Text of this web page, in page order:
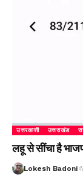
उत्तरकाशी उत्तराखंड
लहू से सींचा है
Lokesh Badoni